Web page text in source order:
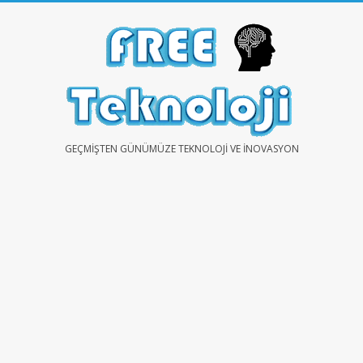
FREEGEÇMIŞTEN GÜNÜMÜZE TEKNOLOJI VE İNOVASYON